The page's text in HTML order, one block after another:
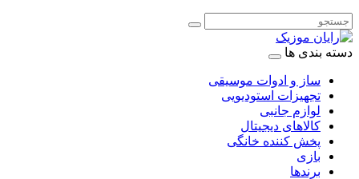
دسته بندی ها
ساز و ادوات موسیقی
تجهیزات استودیویی
لوازم جانبی
کالاهای دیجیتال
پخش کننده خانگی
بازی
برندها